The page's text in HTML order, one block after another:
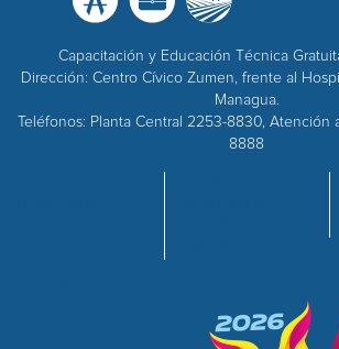
Capacitación y Educación Técnica
Dirección: Centro Cívico Zumen, frente al
Managua.
Teléfonos: Planta Central 2253-8830, Atención
8888